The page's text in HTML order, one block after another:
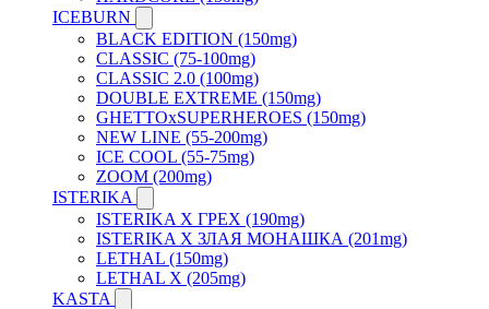
ICEBURN
BLACK EDITION (150mg)
CLASSIC (75-100mg)
CLASSIC 2.0 (100mg)
DOUBLE EXTREME (150mg)
GHETTOxSUPERHEROES (150mg)
NEW LINE (55-200mg)
ICE COOL (55-75mg)
ZOOM (200mg)
ISTERIKA
ISTERIKA X ГРЕХ (190mg)
ISTERIKA X ЗЛАЯ МОНАШКА (201mg)
LETHAL (150mg)
LETHAL X (205mg)
KASTA